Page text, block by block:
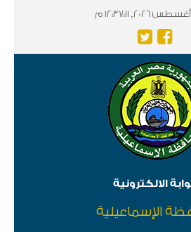
الالكترونية
الإسماعيلية